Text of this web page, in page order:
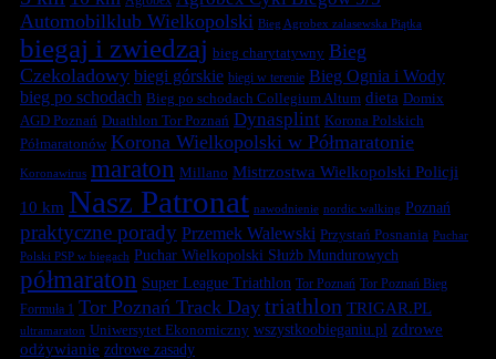
Automobilklub Wielkopolski Bieg Agrobex zalasewska Piątka
biegaj i zwiedzaj bieg charytatywny Bieg
Czekoladowy biegi górskie biegi w terenie Bieg Ognia i Wody
bieg po schodach Bieg po schodach Collegium Altum dieta Domix
AGD Poznań Duathlon Tor Poznań Dynasplint Korona Polskich
Półmaratonów Korona Wielkopolski w Półmaratonie
Koronawirus maraton Millano Mistrzostwa Wielkopolski Policji
10 km Nasz Patronat nawodnienie nordic walking Poznań
praktyczne porady Przemek Walewski Przystań Posnania Puchar
Polski PSP w biegach Puchar Wielkopolski Służb Mundurowych
półmaraton Super League Triathlon Tor Poznań Tor Poznań Bieg
Formuła 1 Tor Poznań Track Day triathlon TRIGAR.PL
ultramaraton Uniwersytet Ekonomiczny wszystkoobieganiu.pl zdrowe
odżywianie zdrowe zasady